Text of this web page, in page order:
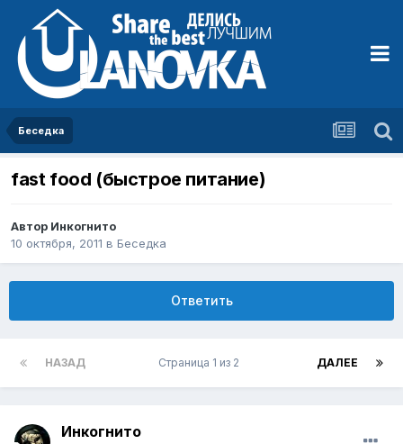
Беседка
fast food (быстрое питание)
Автор Инкогнито
10 октября, 2011 в Беседка
Ответить
НАЗАД ДАЛЕЕ
Страница 1 из 2
Инкогнито